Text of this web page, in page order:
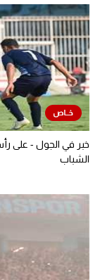
خبر في الجول - على
الشباب